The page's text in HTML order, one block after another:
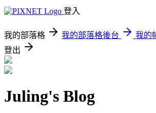
登入
我的部落格 我的部落格後台
我的
登出
Juling's Blog